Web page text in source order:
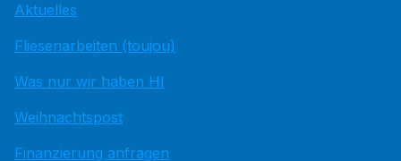
Aktuelles
Fliesenarbeiten (toujou)
Was nur wir haben HI
Weihnachtspost
Finanzierung anfragen